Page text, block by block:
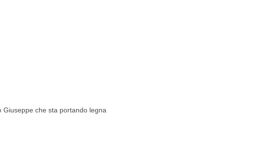
che sta portando legna